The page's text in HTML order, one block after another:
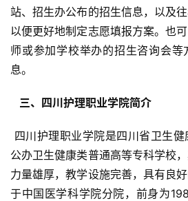
站、招生办公布的招生信息，以及
以便更好地制定志愿填报方案。也
师或参加学校举办的招生咨询会
息。
  三、四川护理职业学院简介
公办卫生健康类普通高等专科学校
力量雄厚，教学设施完善，具有良
于中国医学科学院分院，前身为